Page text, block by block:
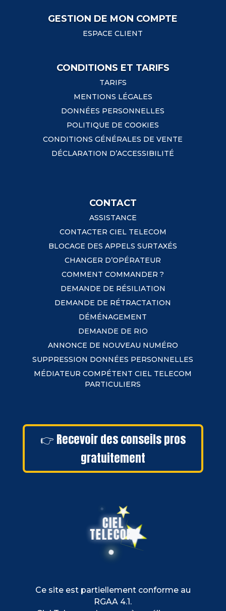
GESTION DE MON COMPTE
ESPACE CLIENT
CONDITIONS ET TARIFS
TARIFS
MENTIONS LÉGALES
DONNÉES PERSONNELLES
POLITIQUE DE COOKIES
CONDITIONS GÉNÉRALES DE VENTE
DÉCLARATION D’ACCESSIBILITÉ
CONTACT
ASSISTANCE
CONTACTER CIEL TELECOM
BLOCAGE DES APPELS SURTAXÉS
CHANGER D’OPÉRATEUR
COMMENT COMMANDER ?
DEMANDE DE RÉSILIATION
DEMANDE DE RÉTRACTATION
DÉMÉNAGEMENT
DEMANDE DE RIO
ANNONCE DE NOUVEAU NUMÉRO
SUPPRESSION DONNÉES PERSONNELLES
MÉDIATEUR COMPÉTENT CIEL TELECOM
PARTICULIERS
👉 Recevoir des conseils pros
gratuitement
CIEL
TELECOM
Ce site est partiellement conforme au
RGAA 4.1.